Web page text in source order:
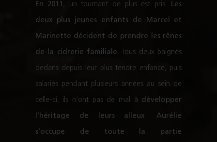
En 2011 , un tournant de plus est pris. Les
deux plus jeunes enfants de Marcel et
Marinette décident de prendre les rênes
de la cidrerie familiale . Tous deux baignés
dedans depuis leur plus tendre enfance, puis
salariés pendant plusieurs années au sein de
celle-ci, ils n’ont pas de mal à développer
l’héritage de leurs alleux .Aurélie
s’occupe de toute la partie